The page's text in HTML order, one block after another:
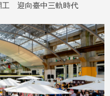
TISA金融教育 將